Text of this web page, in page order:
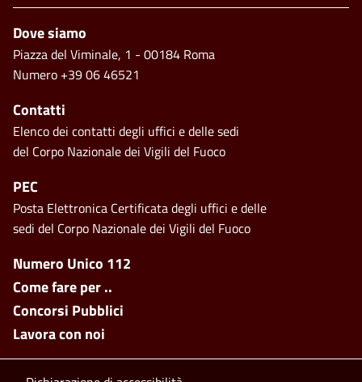
Footer side menu
Numero Unico 112
Come fare per ..
Concorsi Pubblici
Lavora con noi
Piè di pagina
Dove siamo
Piazza del Viminale, 1 - 00184 Roma
Numero +39 06 46521
Contatti
Elenco dei contatti degli uffici e delle sedi
del Corpo Nazionale dei Vigili del Fuoco
PEC
Posta Elettronica Certificata degli uffici e delle
sedi del Corpo Nazionale dei Vigili del Fuoco